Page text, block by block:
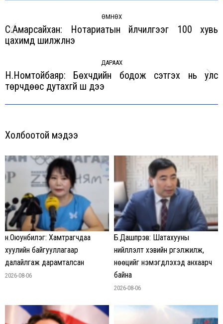
ӨМНӨХ
Previous
С.Амарсайхан: Нотариатын үйлчилгээг 100 хувь
цахимд шилжүүлнэ
ДАРААХ
Next
Н.Номтойбаяр: Бөхчүүдийн бодож сэтгэх нь улс
төрчдөөс дутахгүй шүү дээ
Холбоотой мэдээ
н.Оюунбилэг: Хамтрагчдаа
хуулийн байгууллагаар
далайлгаж дарамталсан
2026-08-06
Б.Дашпүрэв: Шатахууны
нийлүүлэлт хэвийн үргэлжилж,
нөөцийг нэмэгдүүлэхэд анхаарч
байна
2026-08-06